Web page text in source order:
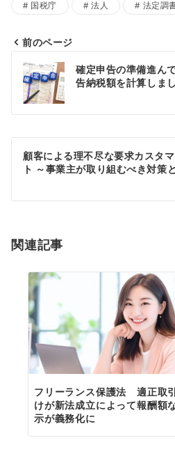
国税庁 法人 法定調
投
稿
ナ
ビ
ゲ
シ
ン
前のページ
確定申告の準備進ん
告納税額を計算しま
顧客による理不尽な要求カスタ
ト ～事業主が取り組むべき対策
関連記事
フリーランス保護法 適正取
けが新法成立によって報酬額
示が義務化に